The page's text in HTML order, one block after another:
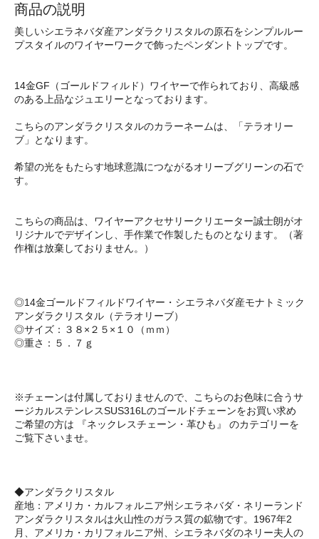
商品の説明
美しいシエラネバダ産アンダラクリスタルの原石をシンプルルー
プスタイルのワイヤーワークで飾ったペンダントトップです。
14金GF（ゴールドフィルド）ワイヤーで作られており、高級感
のある上品なジュエリーとなっております。
こちらのアンダラクリスタルのカラーネームは、「テラオリー
ブ」となります。
希望の光をもたらす地球意識につながるオリーブグリーンの石で
す。
こちらの商品は、ワイヤーアクセサリークリエーター誠士朗がオ
リジナルでデザインし、手作業で作製したものとなります。（著
作権は放棄しておりません。）
◎14金ゴールドフィルドワイヤー・シエラネバダ産モナトミック
アンダラクリスタル（テラオリーブ）
◎サイズ：３８×２５×１０（ｍｍ）
◎重さ：５．７ｇ
※チェーンは付属しておりませんので、こちらのお色味に合うサ
ージカルステンレスSUS316Lのゴールドチェーンをお買い求め
ご希望の方は 『ネックレスチェーン・革ひも』 のカテゴリーを
ご覧下さいませ。
◆アンダラクリスタル
産地：アメリカ・カルフォルニア州シエラネバダ・ネリーランド
アンダラクリスタルは火山性のガラス質の鉱物です。1967年2
月、アメリカ・カリフォルニア州、シエラネバダのネリー夫人の